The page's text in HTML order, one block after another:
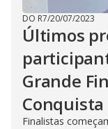
DO R7/20/07/2023
Últimos
Grande
Conquista
Finalistas